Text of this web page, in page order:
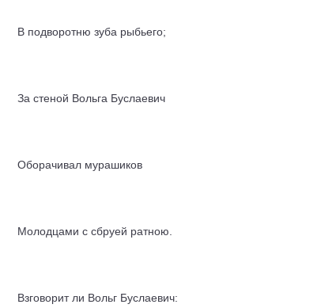
В подворотню зуба рыбьего;
За стеной Вольга Буслаевич
Оборачивал мурашиков
Молодцами с сбруей ратною.
Взговорит ли Вольг Буслаевич: